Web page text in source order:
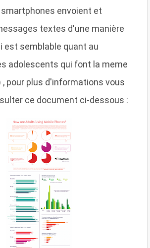
envoient et
textes d'une manière
est semblable quant au
adolescents qui font la meme
, pour plus d'informations vous
ce document ci-dessous :